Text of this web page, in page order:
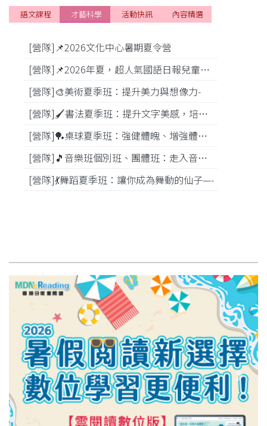
[營隊]📌2026文化中心暑期夏令營
[營隊]📌2026年夏，超人氣國語日報兒童商學院搶先報！
[營隊]🎨美術夏季班：提升美力與想像力-
[營隊]🖌️書法夏季班：提升文字美感，培養專注力—
[營隊]️🏓桌球夏季班：強健體魄、增強體能---
[營隊]🎵️音樂班個別班、團體班：走入音樂世界-
[營隊]💃舞蹈夏季班：讓你成為舞動的仙子—-
語文課程 才藝科學 活動快訊 內容精選